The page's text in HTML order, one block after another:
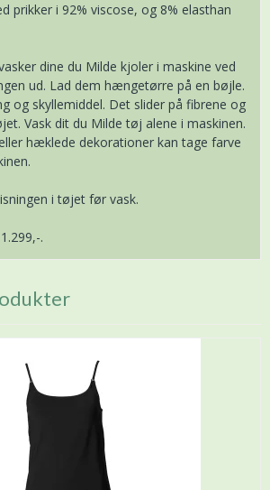
prikker i 92% viscose, og 8% elasthan
dine du Milde kjoler i maskine ved
ud. Lad dem hængetørre på en bøjle.
og skyllemiddel. Det slider på fibrene og
Vask dit du Milde tøj alene i maskinen.
hæklede dekorationer kan tage farve
i tøjet før vask.
.